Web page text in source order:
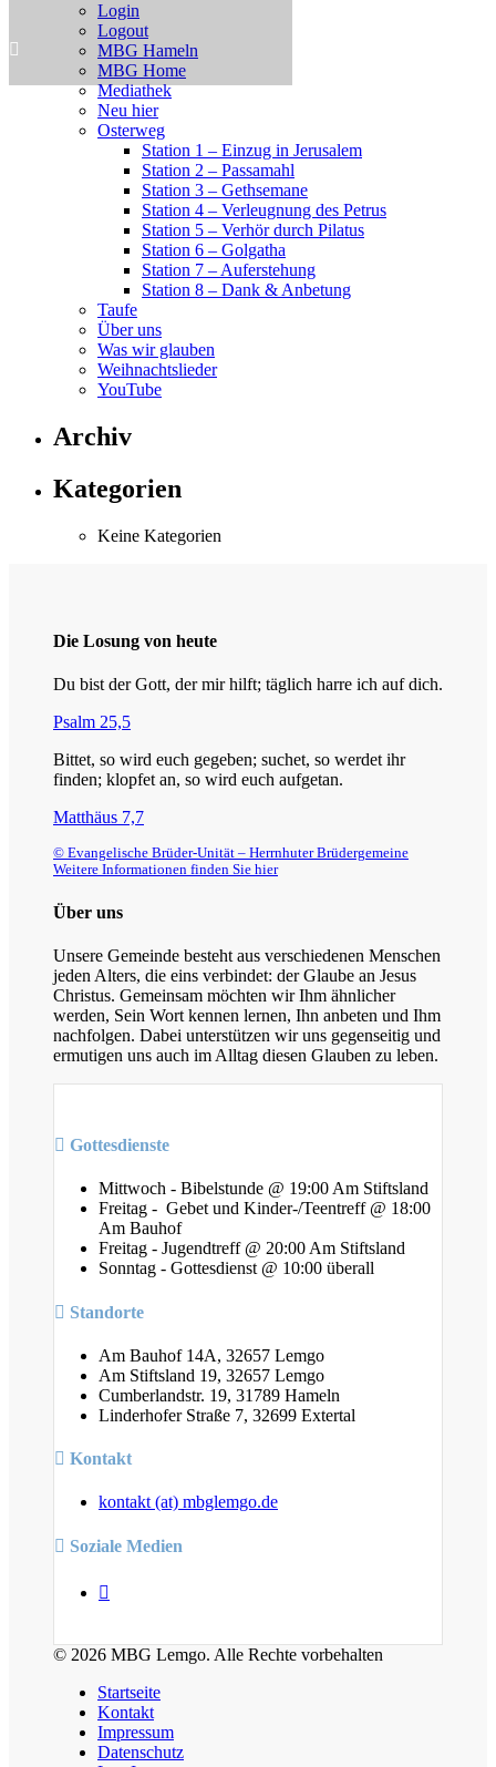
Login
Logout
MBG Hameln
MBG Home
Mediathek
Neu hier
Osterweg
Station 1 – Einzug in Jerusalem
Station 2 – Passamahl
Station 3 – Gethsemane
Station 4 – Verleugnung des Petrus
Station 5 – Verhör durch Pilatus
Station 6 – Golgatha
Station 7 – Auferstehung
Station 8 – Dank & Anbetung
Taufe
Über uns
Was wir glauben
Weihnachtslieder
YouTube
Archiv
Kategorien
Keine Kategorien
Die Losung von heute
Du bist der Gott, der mir hilft; täglich harre ich auf dich.
Psalm 25,5
Bittet, so wird euch gegeben; suchet, so werdet ihr
finden; klopfet an, so wird euch aufgetan.
Matthäus 7,7
© Evangelische Brüder-Unität – Herrnhuter Brüdergemeine
Weitere Informationen finden Sie hier
Über uns
Unsere Gemeinde besteht aus verschiedenen Menschen
jeden Alters, die eins verbindet: der Glaube an Jesus
Christus. Gemeinsam möchten wir Ihm ähnlicher
werden, Sein Wort kennen lernen, Ihn anbeten und Ihm
nachfolgen. Dabei unterstützen wir uns gegenseitig und
ermutigen uns auch im Alltag diesen Glauben zu leben.
Gottesdienste
Mittwoch - Bibelstunde @ 19:00 Am Stiftsland
Freitag - Gebet und Kinder-/Teentreff @ 18:00
Am Bauhof
Freitag - Jugendtreff @ 20:00 Am Stiftsland
Sonntag - Gottesdienst @ 10:00 überall
Standorte
Am Bauhof 14A, 32657 Lemgo
Am Stiftsland 19, 32657 Lemgo
Cumberlandstr. 19, 31789 Hameln
Linderhofer Straße 7, 32699 Extertal
Kontakt
kontakt (at) mbglemgo.de
Soziale Medien
© 2026 MBG Lemgo. Alle Rechte vorbehalten
Startseite
Kontakt
Impressum
Datenschutz